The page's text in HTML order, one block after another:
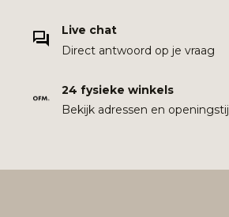
Live chat
Direct antwoord op je vraag
24 fysieke winkels
Bekijk adressen en